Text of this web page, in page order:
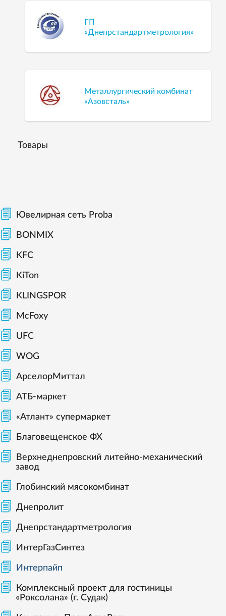
ГП
«Днепрстандартметрология»
Металлургический комбинат
«Азовсталь»
Товары
Ювелирная сеть Proba
BONMIX
KFC
KiTon
KLINGSPOR
McFoxy
UFC
WOG
АрселорМиттал
АТБ-маркет
«Атлант» супермаркет
Благовещенское ФХ
Верхнеднепровский литейно-механический
завод
Глобинский мясокомбинат
Днепролит
Днепрстандартметрология
ИнтерГазСинтез
Интерпайп
Комплексный проект для гостиницы
«Роксолана» (г. Судак)